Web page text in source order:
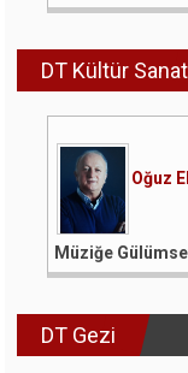
DT Kültür Sanat
Oğuz
Müziğe
DT Gezi